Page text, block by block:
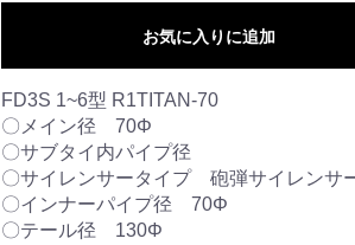
お気に入りに追加
FD3S 1~6型 R1TITAN-70
〇メイン径 70Φ
〇サブタイ内パイプ径
〇サイレンサータイプ 砲弾サイレンサ
〇インナーパイプ径 70Φ
〇テール径 130Φ